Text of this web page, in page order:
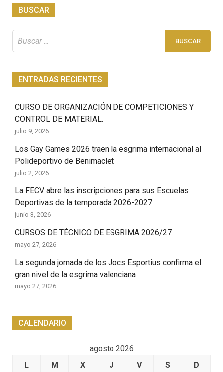
BUSCAR
ENTRADAS RECIENTES
CURSO DE ORGANIZACIÓN DE COMPETICIONES Y
CONTROL DE MATERIAL.
julio 9, 2026
Los Gay Games 2026 traen la esgrima internacional al
Polideportivo de Benimaclet
julio 2, 2026
La FECV abre las inscripciones para sus Escuelas
Deportivas de la temporada 2026-2027
junio 3, 2026
CURSOS DE TÉCNICO DE ESGRIMA 2026/27
mayo 27, 2026
La segunda jornada de los Jocs Esportius confirma el
gran nivel de la esgrima valenciana
mayo 27, 2026
CALENDARIO
agosto 2026
L
M X J V S D